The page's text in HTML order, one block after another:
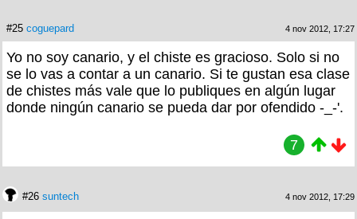
#25 coguepard 4 nov 2012, 17:27
Yo no soy canario, y el chiste es gracioso. Solo si no
se lo vas a contar a un canario. Si te gustan esa clase
de chistes más vale que lo publiques en algún lugar
donde ningún canario se pueda dar por ofendido -_-'.
7
#26 suntech 4 nov 2012, 17:29